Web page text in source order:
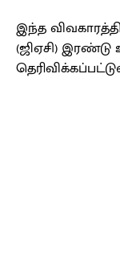
இந்த
(ஜிஏசி) இரண்டு